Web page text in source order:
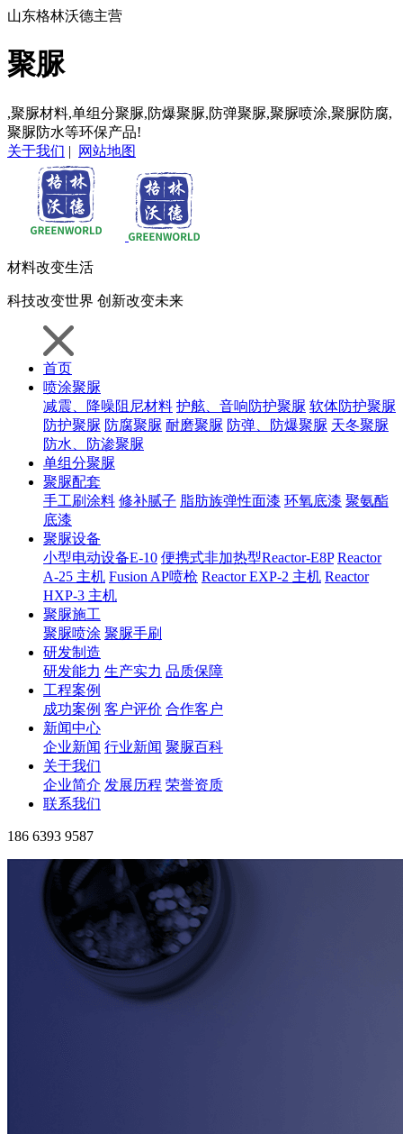
山东格林沃德主营
聚脲
,聚脲材料,单组分聚脲,防爆聚脲,防弹聚脲,聚脲喷涂,聚脲防腐,
聚脲防水等环保产品!
关于我们 | 网站地图
材料改变生活
科技改变世界 创新改变未来
首页
喷涂聚脲
减震、降噪阻尼材料 护舷、音响防护聚脲 软体防护聚脲
防护聚脲 防腐聚脲 耐磨聚脲 防弹、防爆聚脲 天冬聚脲
防水、防渗聚脲
单组分聚脲
聚脲配套
手工刷涂料 修补腻子 脂肪族弹性面漆 环氧底漆 聚氨酯
底漆
聚脲设备
小型电动设备E-10 便携式非加热型Reactor-E8P Reactor
A-25 主机 Fusion AP喷枪 Reactor EXP-2 主机 Reactor
HXP-3 主机
聚脲施工
聚脲喷涂 聚脲手刷
研发制造
研发能力 生产实力 品质保障
工程案例
成功案例 客户评价 合作客户
新闻中心
企业新闻 行业新闻 聚脲百科
关于我们
企业简介 发展历程 荣誉资质
联系我们
186 6393 9587